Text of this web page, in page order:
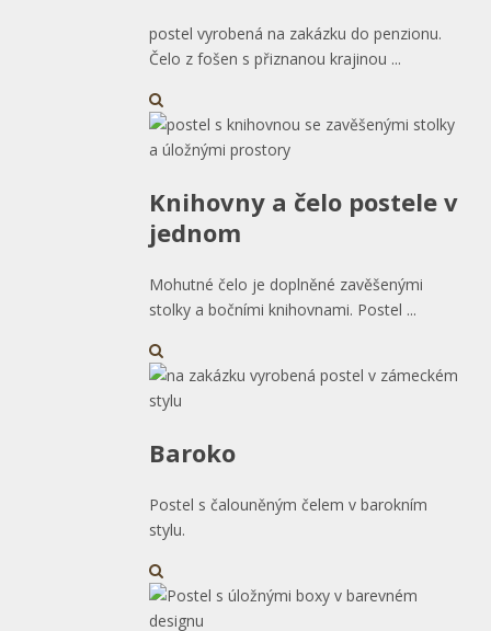
postel vyrobená na zakázku do penzionu.
Čelo z fošen s přiznanou krajinou ...
Knihovny a čelo postele v
jednom
Mohutné čelo je doplněné zavěšenými
stolky a bočními knihovnami. Postel ...
Baroko
Postel s čalouněným čelem v barokním
stylu.